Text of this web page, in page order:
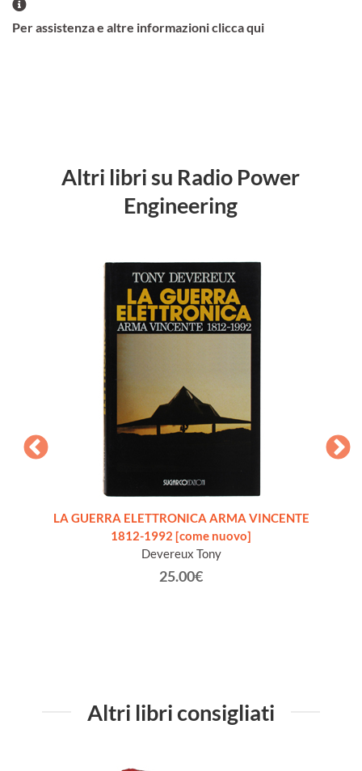
Per assistenza e altre informazioni clicca qui
Altri libri su Radio Power
Engineering
LA GUERRA ELETTRONICA ARMA VINCENTE
1812-1992 [come nuovo]
Devereux Tony
25.00€
Altri libri consigliati